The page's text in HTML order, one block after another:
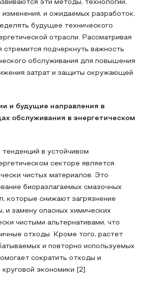
эти методы, технологий,
и ожидаемых разработок,
будущее технического
отрасли. Рассматривая
стремится подчеркнуть важность
обслуживания для повышения
затрат и защиты окружающей
и будущие направления в
обслуживания в энергетическом
в устойчивом
секторе является
чистых материалов. Это
биоразлагаемых смазочных
которые снижают загрязнение
замену опасных химических
чистыми альтернативами, что
отходы. Кроме того, растет
и повторно используемых
сократить отходы и
экономики [2].